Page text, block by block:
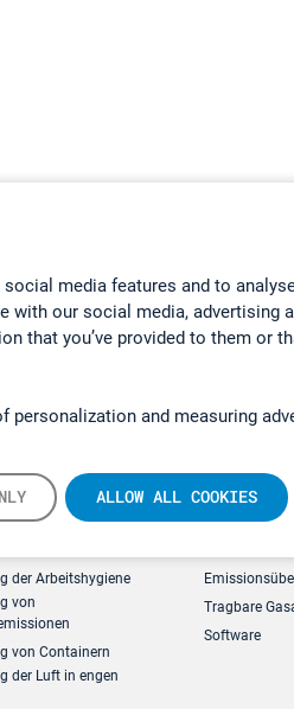
media features and to
with our social media, advertising
that you’ve provided to them or
personalization and measuring
ALLOW ALL COOKIES
der Arbeitshygiene
von
von Containern
der Luft in engen
Tragbare
Software